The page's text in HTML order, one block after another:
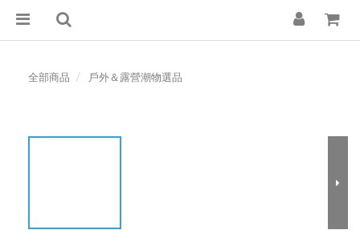
全部商品 戶外＆露營潮物選品